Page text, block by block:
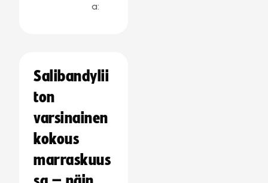
a:
Salibandylii
ton
varsinainen
kokous
marraskuus